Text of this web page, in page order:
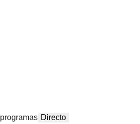
Directo